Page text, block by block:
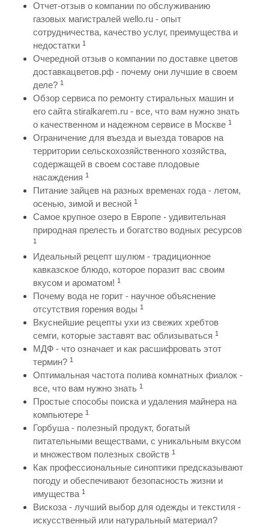
Отчет-отзыв о компании по обслуживанию
газовых магистралей wello.ru - опыт
сотрудничества, качество услуг, преимущества и
недостатки 1
Очередной отзыв о компании по доставке цветов
доставкацветов.рф - почему они лучшие в своем
деле? 1
Обзор сервиса по ремонту стиральных машин и
его сайта stiralkarem.ru - все, что вам нужно знать
о качественном и надежном сервисе в Москве 1
Ограничение для въезда и выезда товаров на
территории сельскохозяйственного хозяйства,
содержащей в своем составе плодовые
насаждения 1
Питание зайцев на разных временах года - летом,
осенью, зимой и весной 1
Самое крупное озеро в Европе - удивительная
природная прелесть и богатство водных ресурсов
1
Идеальный рецепт шулюм - традиционное
кавказское блюдо, которое поразит вас своим
вкусом и ароматом! 1
Почему вода не горит - научное объяснение
отсутствия горения воды 1
Вкуснейшие рецепты ухи из свежих хребтов
семги, которые заставят вас облизываться 1
МДФ - что означает и как расшифровать этот
термин? 1
Оптимальная частота полива комнатных фиалок -
все, что вам нужно знать 1
Простые способы поиска и удаления майнера на
компьютере 1
Горбуша - полезный продукт, богатый
питательными веществами, с уникальным вкусом
и множеством полезных свойств 1
Как профессиональные синоптики предсказывают
погоду и обеспечивают безопасность жизни и
имущества 1
Вискоза - лучший выбор для одежды и текстиля -
искусственный или натуральный материал?